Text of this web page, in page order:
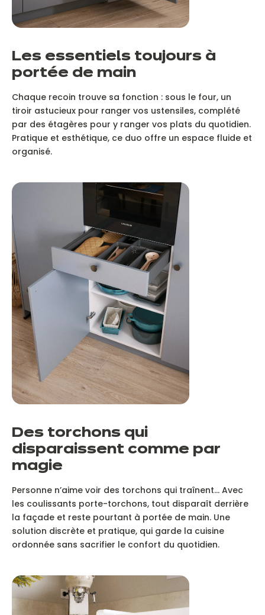
Les essentiels toujours à
portée de main
Chaque recoin trouve sa fonction : sous le four, un
tiroir astucieux pour ranger vos ustensiles, complété
par des étagères pour y ranger vos plats du quotidien.
Pratique et esthétique, ce duo offre un espace fluide et
organisé.
Des torchons qui
disparaissent comme par
magie
Personne n’aime voir des torchons qui traînent… Avec
les coulissants porte-torchons, tout disparaît derrière
la façade et reste pourtant à portée de main. Une
solution discrète et pratique, qui garde la cuisine
ordonnée sans sacrifier le confort du quotidien.